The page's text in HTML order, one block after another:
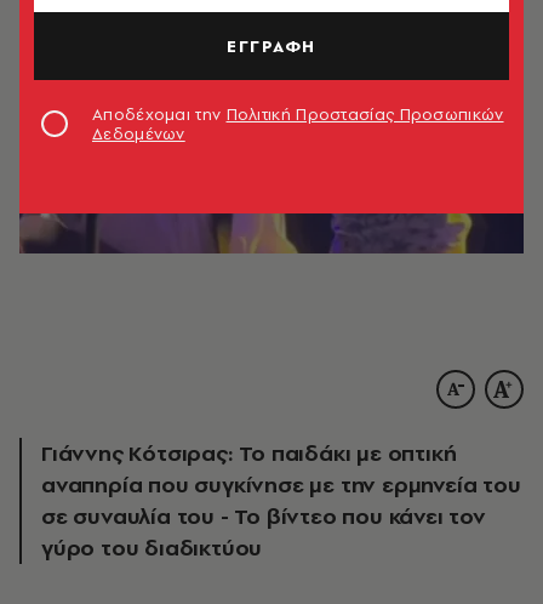
Γιάννης Κότσιρας: Το παιδάκι με οπτική
αναπηρία που συγκίνησε με την ερμηνεία του
σε συναυλία του - Το βίντεο που κάνει τον
γύρο του διαδικτύου
ΕΓΓΡΑΦΗ
Αποδέχομαι την Πολιτική Προστασίας Προσωπικών
Δεδομένων